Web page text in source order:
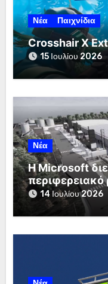
Νέα Παιχνίδια
Crosshair X
15 Ιουλίου 2026
Νέα
Η Microsoft
περιφερειακό
Νότια Ευρώπη
14 Ιουλίου 2026